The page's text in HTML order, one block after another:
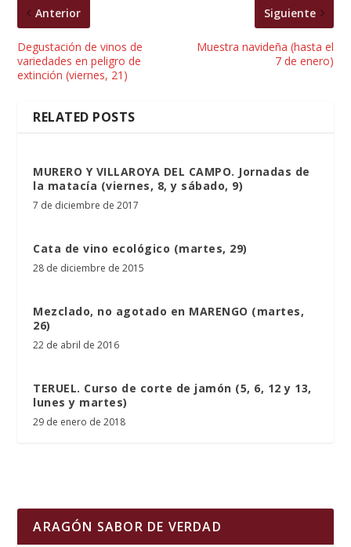
Anterior
Degustación de vinos de
variedades en peligro de
extinción (viernes, 21)
Siguiente
Muestra navideña (hasta el
7 de enero)
RELATED POSTS
MURERO Y VILLAROYA DEL CAMPO. Jornadas de
la matacía (viernes, 8, y sábado, 9)
7 de diciembre de 2017
Cata de vino ecológico (martes, 29)
28 de diciembre de 2015
Mezclado, no agotado en MARENGO (martes,
26)
22 de abril de 2016
TERUEL. Curso de corte de jamón (5, 6, 12 y 13,
lunes y martes)
29 de enero de 2018
ARAGÓN SABOR DE VERDAD